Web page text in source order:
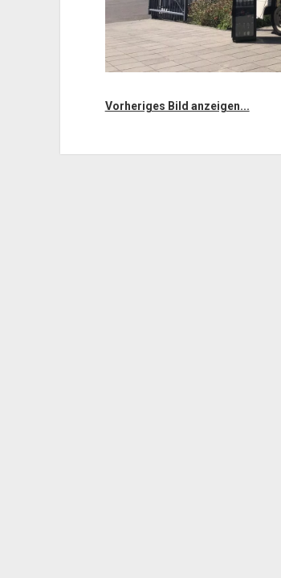
Vorheriges Bild anzeigen...